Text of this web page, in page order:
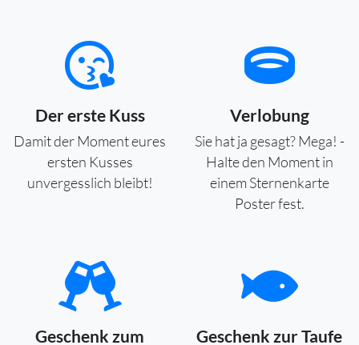
Der erste Kuss
Damit der Moment eures
ersten Kusses
unvergesslich bleibt!
Verlobung
Sie hat ja gesagt? Mega! -
Halte den Moment in
einem Sternenkarte
Poster fest.
Geschenk zum Geschenk zur Taufe